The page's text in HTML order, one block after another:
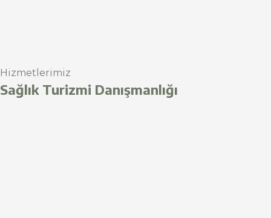
Hizmetlerimiz
Sağlık Turizmi Danışmanlığı